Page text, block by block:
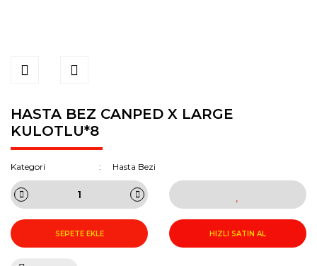
HASTA BEZ CANPED X LARGE
KULOTLU*8
Kategori Hasta Bezi
SEPETE EKLE HIZLI SATIN AL